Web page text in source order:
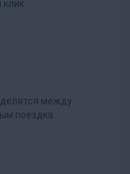
между
поездка